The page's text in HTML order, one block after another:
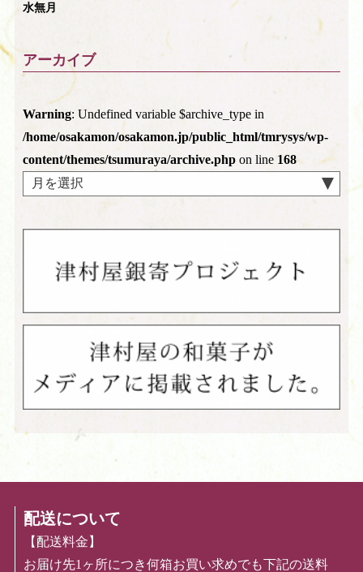
水無月
アーカイブ
Warning: Undefined variable $archive_type in
/home/osakamon/osakamon.jp/public_html/tmrysys/wp-
content/themes/tsumuraya/archive.php on line 168
配送について
【配送料金】
お届け先1ヶ所につき何箱お買い求めでも下記の送料